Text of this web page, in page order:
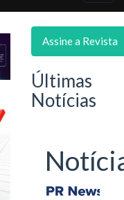
Assine a Revista
Últimas
Notícias